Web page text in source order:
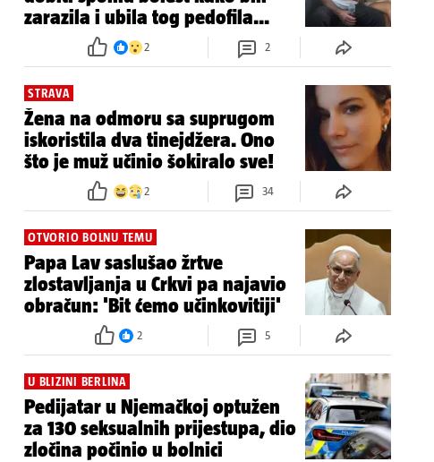
zarazila i ubila tog pedofila...
2 2
STRAVA
Žena na odmoru sa suprugom
iskoristila dva tinejdžera. Ono
što je muž učinio šokiralo sve!
2 34
OTVORIO BOLNU TEMU
Papa Lav saslušao žrtve
zlostavljanja u Crkvi pa najavio
obračun: 'Bit ćemo učinkovitiji'
2 5
U BLIZINI BERLINA
Pedijatar u Njemačkoj optužen
za 130 seksualnih prijestupa, dio
zločina počinio u bolnici